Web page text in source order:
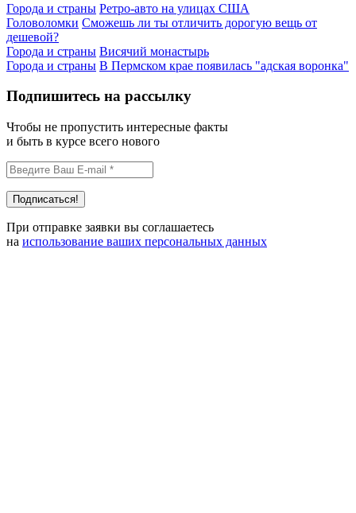
Города и страны Ретро-авто на улицах США
Головоломки Сможешь ли ты отличить дорогую вещь от
дешевой?
Города и страны Висячий монастырь
Города и страны В Пермском крае появилась "адская воронка"
Подпишитесь на рассылку
Чтобы не пропустить интересные факты
и быть в курсе всего нового
При отправке заявки вы соглашаетесь
на использование ваших персональных данных